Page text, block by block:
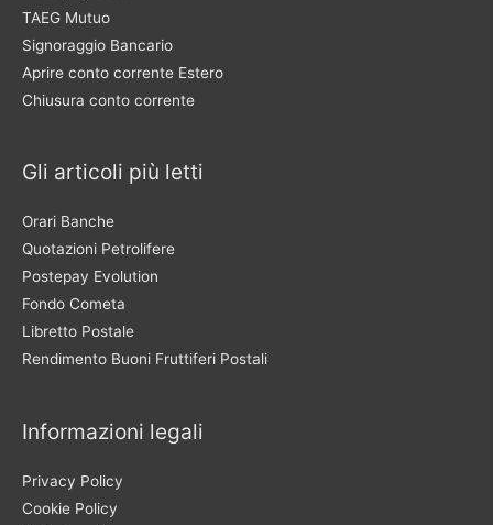
TAEG Mutuo
Signoraggio Bancario
Aprire conto corrente Estero
Chiusura conto corrente
Gli articoli più letti
Orari Banche
Quotazioni Petrolifere
Postepay Evolution
Fondo Cometa
Libretto Postale
Rendimento Buoni Fruttiferi Postali
Informazioni legali
Privacy Policy
Cookie Policy